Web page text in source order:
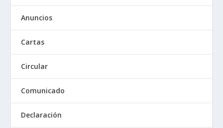
Anuncios
Cartas
Circular
Comunicado
Declaración